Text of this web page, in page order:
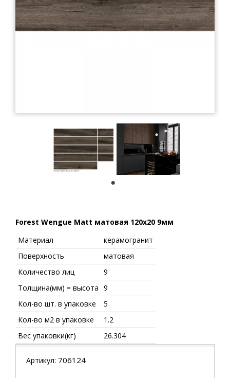
Forest Wengue Matt матовая 120x20 9мм
Материал
керамогранит
Поверхность
матовая
Количество лиц
9
Толщина(мм) = высота 9
Кол-во шт. в упаковке
5
Кол-во м2 в упаковке
1.2
Вес упаковки(кг)
26.304
Артикул: 706124